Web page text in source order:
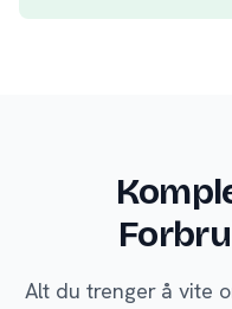
Alt du trenger å vite